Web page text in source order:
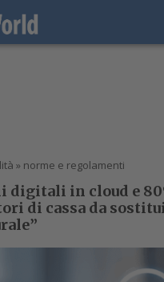
» norme e regolamenti
digitali in cloud e
di cassa da